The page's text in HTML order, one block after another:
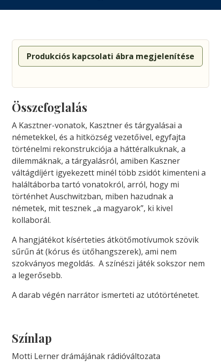
Produkciós kapcsolati ábra megjelenítése
Összefoglalás
A Kasztner-vonatok, Kasztner és tárgyalásai a
németekkel, és a hitközség vezetőivel, egyfajta
történelmi rekonstrukciója a háttéralkuknak, a
dilemmáknak, a tárgyalásról, amiben Kaszner
váltágdíjért igyekezett minél több zsidót kimenteni a
haláltáborba tartó vonatokról, arról, hogy mi
történhet Auschwitzban, miben hazudnak a
németek, mit tesznek „a magyarok”, ki kivel
kollaborál.
A hangjátékot kísérteties átkötőmotívumok szövik
sűrűn át (kórus és ütőhangszerek), ami nem
szokványos megoldás. A színészi játék sokszor nem
a legerősebb.
A darab végén narrátor ismerteti az utótörténetet.
Színlap
Motti Lerner drámájának rádióváltozata